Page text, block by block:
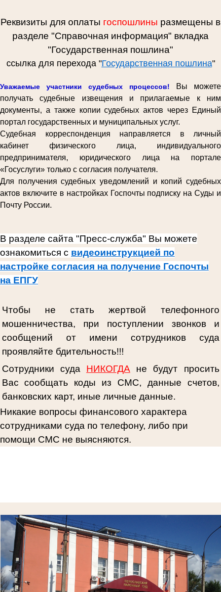
Реквизиты для оплаты госпошлины размещены в
разделе "Справочная информация" вкладка
"Государственная пошлина"
ссылка для перехода "Государственная пошлина"
Уважаемые участники судебных процессов!
Вы можете
получать судебные извещения и прилагаемые к ним
документы, а также копии судебных актов через Единый
портал государственных и муниципальных услуг.
Судебная корреспонденция направляется в личный
кабинет физического лица, индивидуального
предпринимателя, юридического лица на портале
«Госуслуги» только с согласия получателя.
Для получения судебных уведомлений и копий судебных
актов включите в настройках Госпочты подписку на Суды и
Почту России.
В разделе сайта "Пресс-служба" Вы можете
ознакомиться с видеоинструкцией по
настройке согласия на получение Госпочты
на ЕПГУ
Чтобы не стать жертвой телефонного
мошенничества, при поступлении звонков и
сообщений от имени сотрудников суда
проявляйте бдительность!!!
Сотрудники суда НИКОГДА не будут просить
Вас сообщать коды из СМС, данные счетов,
банковских карт, иные личные данные.
Никакие вопросы финансового характера
сотрудниками суда по телефону, либо при
помощи СМС не выясняются.